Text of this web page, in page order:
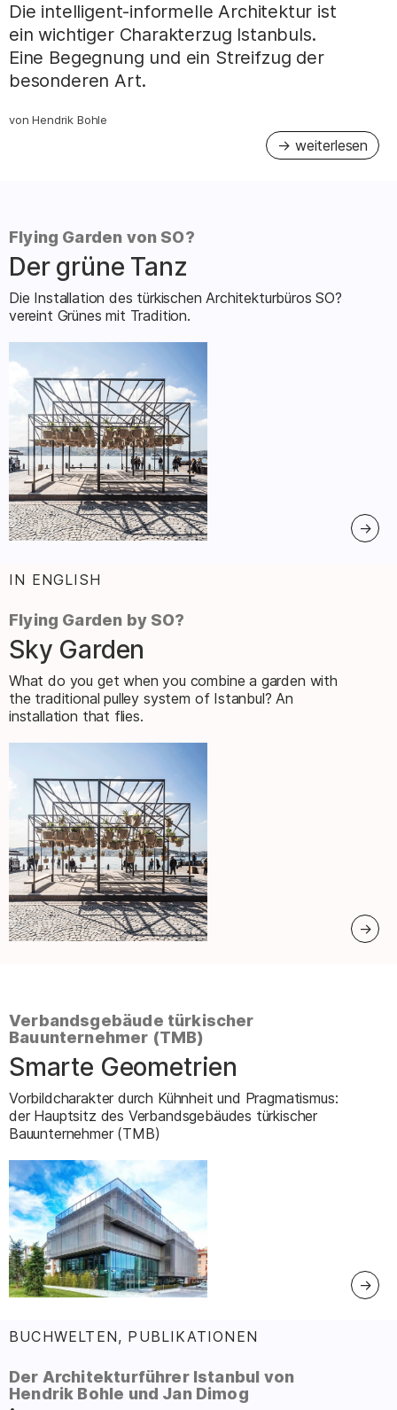
Die intelligent-informelle Architektur ist
ein wichtiger Charakterzug Istanbuls.
Eine Begegnung und ein Streifzug der
besonderen Art.
vonHendrik Bohle
Flying Garden von SO?
–
Der grüne Tanz
Die Installation des türkischen Architekturbüros SO?
vereint Grünes mit Tradition.
IN ENGLISH
Flying Garden by SO?
–
Sky Garden
What do you get when you combine a garden with
the traditional pulley system of Istanbul? An
installation that flies.
Verbandsgebäude türkischer
Bauunternehmer (TMB)
–
Smarte Geometrien
Vorbildcharakter durch Kühnheit und Pragmatismus:
der Hauptsitz des Verbandsgebäudes türkischer
Bauunternehmer (TMB)
BUCHWELTEN, PUBLIKATIONEN
Der Architekturführer Istanbul von
Hendrik Bohle und Jan Dimog